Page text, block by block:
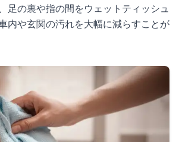
足の裏や指の間をウェットティッシュ
内や玄関の汚れを大幅に減らすことが